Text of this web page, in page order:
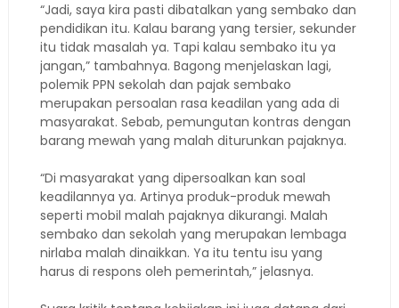
“Jadi, saya kira pasti dibatalkan yang sembako dan
pendidikan itu. Kalau barang yang tersier, sekunder
itu tidak masalah ya. Tapi kalau sembako itu ya
jangan,” tambahnya. Bagong menjelaskan lagi,
polemik PPN sekolah dan pajak sembako
merupakan persoalan rasa keadilan yang ada di
masyarakat. Sebab, pemungutan kontras dengan
barang mewah yang malah diturunkan pajaknya.
“Di masyarakat yang dipersoalkan kan soal
keadilannya ya. Artinya produk-produk mewah
seperti mobil malah pajaknya dikurangi. Malah
sembako dan sekolah yang merupakan lembaga
nirlaba malah dinaikkan. Ya itu tentu isu yang
harus di respons oleh pemerintah,” jelasnya.